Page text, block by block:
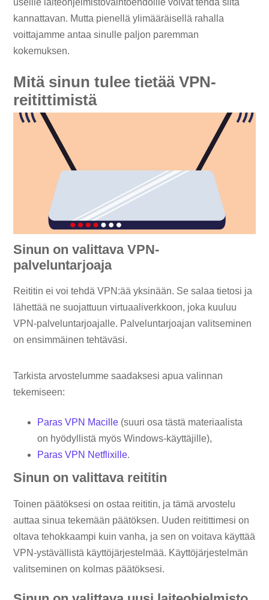
useille laiteohjelmistovaihtoehdoille voivat tehdä siitä
kannattavan. Mutta pienellä ylimääräisellä rahalla
voittajamme antaa sinulle paljon paremman
kokemuksen.
Mitä sinun tulee tietää VPN-
reitittimistä
Sinun on valittava VPN-
palveluntarjoaja
Reititin ei voi tehdä VPN:ää yksinään. Se salaa tietosi ja
lähettää ne suojattuun virtuaaliverkkoon, joka kuuluu
VPN-palveluntarjoajalle. Palveluntarjoajan valitseminen
on ensimmäinen tehtäväsi.
Tarkista arvostelumme saadaksesi apua valinnan
tekemiseen:
Paras VPN Macille (suuri osa tästä materiaalista
on hyödyllistä myös Windows-käyttäjille),
Paras VPN Netflixille.
Sinun on valittava reititin
Toinen päätöksesi on ostaa reititin, ja tämä arvostelu
auttaa sinua tekemään päätöksen. Uuden reitittimesi on
oltava tehokkaampi kuin vanha, ja sen on voitava käyttää
VPN-ystävällistä käyttöjärjestelmää. Käyttöjärjestelmän
valitseminen on kolmas päätöksesi.